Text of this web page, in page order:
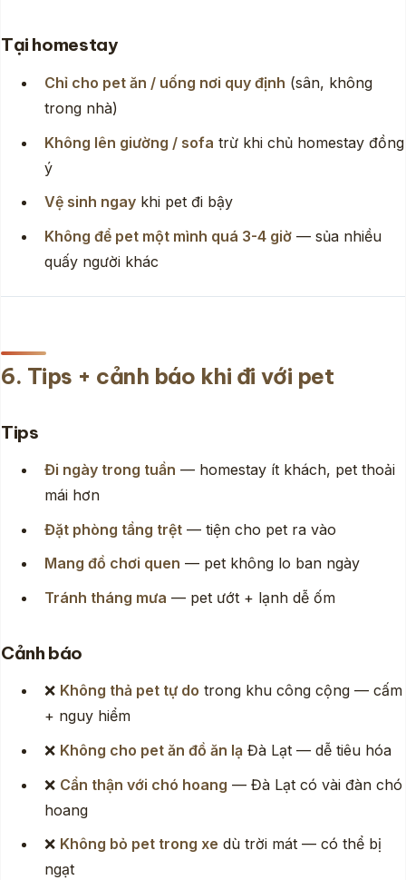
Tại homestay
Chỉ cho pet ăn / uống nơi quy định (sân, không
trong nhà)
Không lên giường / sofa trừ khi chủ homestay đồng
ý
Vệ sinh ngay khi pet đi bậy
Không để pet một mình quá 3-4 giờ — sủa nhiều
quấy người khác
6. Tips + cảnh báo khi đi với pet
Tips
Đi ngày trong tuần — homestay ít khách, pet thoải
mái hơn
Đặt phòng tầng trệt — tiện cho pet ra vào
Mang đồ chơi quen — pet không lo ban ngày
Tránh tháng mưa — pet ướt + lạnh dễ ốm
Cảnh báo
❌ Không thả pet tự do trong khu công cộng — cấm
+ nguy hiểm
❌ Không cho pet ăn đồ ăn lạ Đà Lạt — dễ tiêu hóa
❌ Cẩn thận với chó hoang — Đà Lạt có vài đàn chó
hoang
❌ Không bỏ pet trong xe dù trời mát — có thể bị
ngạt